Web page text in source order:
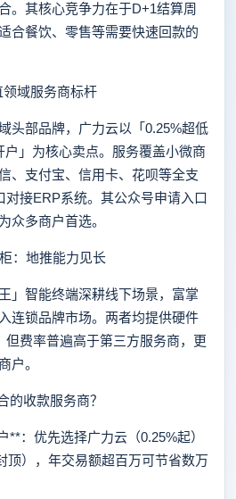
。其核心竞争力在于D+1结算周
合餐饮、零售等需要快速回款的
域服务商标杆
部品牌，广力云以「0.25%超低
户」为核心卖点。服务覆盖小微商
、支付宝、信用卡、花呗等全支
对接ERP系统。其公众号申请入口
众多商户首选。
：地推能力见长
智能终端深耕线下场景，富掌
连锁品牌市场。两者均提供硬件
但费率普遍高于第三方服务商，更
户。
收款服务商？
：优先选择广力云（0.25%起）
顶），年交易额超百万可节省数万